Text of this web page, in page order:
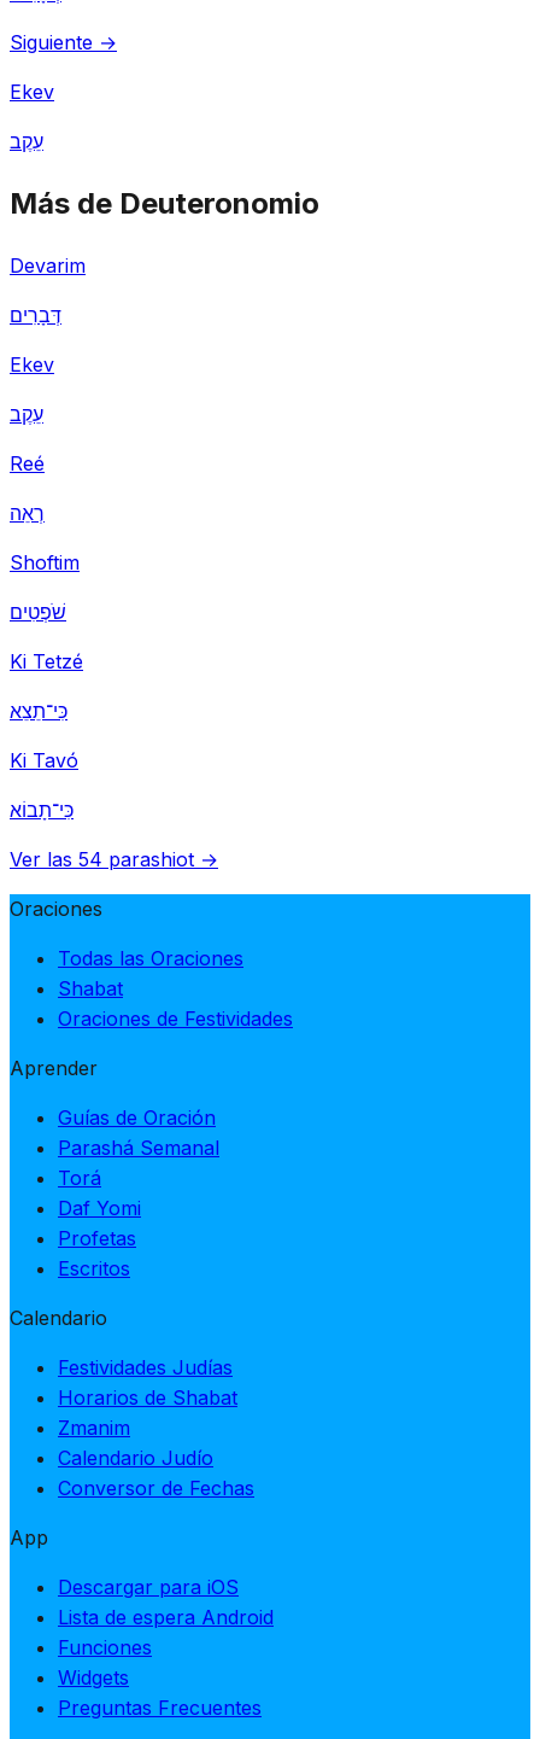
Siguiente →
Ekev
עֵקֶב
Más de Deuteronomio
Devarim
דְּבָרִים
Ekev
עֵקֶב
Reé
רְאֵה
Shoftim
שֹׁפְטִים
Ki Tetzé
כִּי־תֵצֵא
Ki Tavó
כִּי־תָבוֹא
Ver las 54 parashiot →
Oraciones
Todas las Oraciones
Shabat
Oraciones de Festividades
Aprender
Guías de Oración
Parashá Semanal
Torá
Daf Yomi
Profetas
Escritos
Calendario
Festividades Judías
Horarios de Shabat
Zmanim
Calendario Judío
Conversor de Fechas
App
Descargar para iOS
Lista de espera Android
Funciones
Widgets
Preguntas Frecuentes